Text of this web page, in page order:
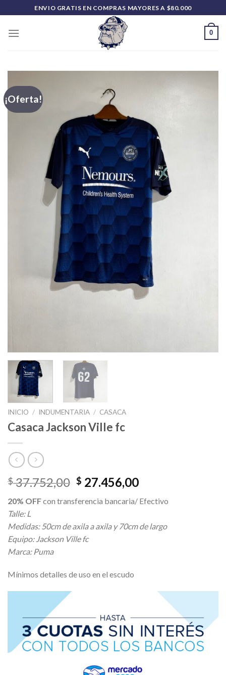
al
contenido
ENVIO GRATIS EN COMPRAS MAYORES A $80.000
0
¡Oferta!
INICIO / INDUMENTARIA / CASACA
Casaca Jackson Ville fc
$37.752,00 El
original
$ 37.752,00.
$ 27.456,00El
actual
$ 27.456,00.
20% OFFcon transferencia bancaria/ Efectivo
Talle: L
Medidas: 50cm de axila a axila y 70cm de largo
Equipo: Jackson Ville fc
Marca: Puma
Mínimos detalles de uso en el escudo